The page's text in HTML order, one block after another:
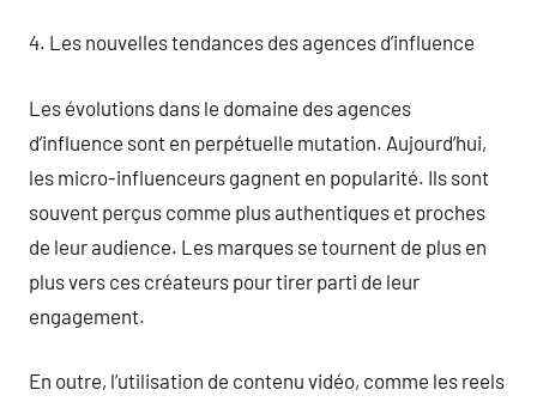
4. Les nouvelles tendances des agences d’influence
Les évolutions dans le domaine des agences
d’influence sont en perpétuelle mutation. Aujourd’hui,
les micro-influenceurs gagnent en popularité. Ils sont
souvent perçus comme plus authentiques et proches
de leur audience. Les marques se tournent de plus en
plus vers ces créateurs pour tirer parti de leur
engagement.
En outre, l’utilisation de contenu vidéo, comme les reels